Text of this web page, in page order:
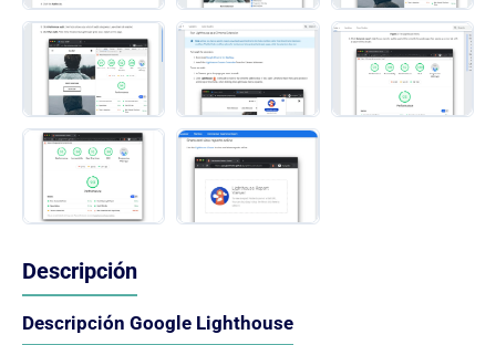
Descripción
Descripción Google Lighthouse